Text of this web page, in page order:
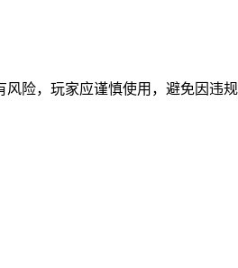
险，玩家应谨慎使用，避免因违